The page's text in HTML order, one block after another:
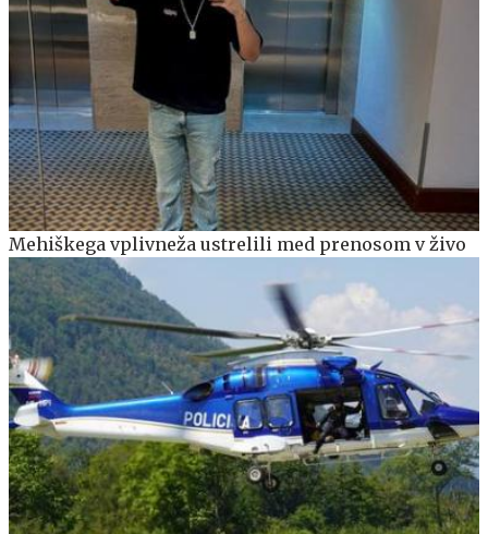
Mehiškega vplivneža ustrelili med prenosom v živo